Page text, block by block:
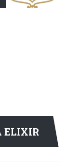
ELIXIR